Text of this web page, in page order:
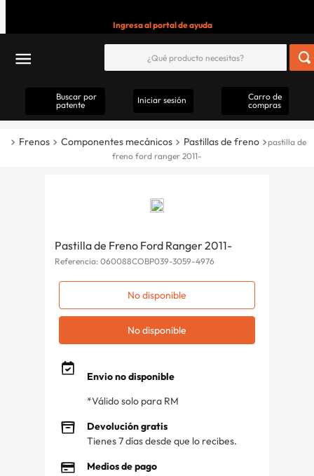
Ingresa al portal de ayuda
Buscar por
patente
Iniciar sesión
Carro de
compras
Frenos Componentes mecánicos Pastillas de freno
pastilla de
freno ford ranger 2011-
Pastilla de Freno Ford Ranger 2011-
Referencia: 060088COBP039-3059-4976
No disponible
No disponible
Envio no disponible
*Válido solo para RM
Devolución gratis
Tienes 7 días desde que lo recibes.
Medios de pago